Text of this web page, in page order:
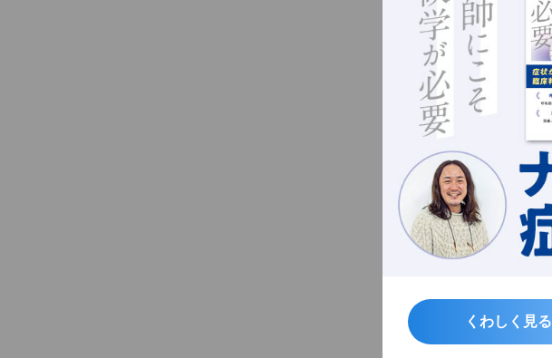
くわしく見る
くわしく見る